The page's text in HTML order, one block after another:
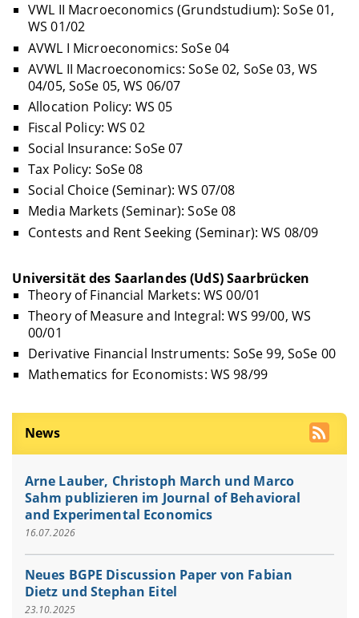
VWL II Macroeconomics (Grundstudium): SoSe 01,
WS 01/02
AVWL I Microeconomics: SoSe 04
AVWL II Macroeconomics: SoSe 02, SoSe 03, WS
04/05, SoSe 05, WS 06/07
Allocation Policy: WS 05
Fiscal Policy: WS 02
Social Insurance: SoSe 07
Tax Policy: SoSe 08
Social Choice (Seminar): WS 07/08
Media Markets (Seminar): SoSe 08
Contests and Rent Seeking (Seminar): WS 08/09
Universität des Saarlandes (UdS) Saarbrücken
Theory of Financial Markets: WS 00/01
Theory of Measure and Integral: WS 99/00, WS
00/01
Derivative Financial Instruments: SoSe 99, SoSe 00
Mathematics for Economists: WS 98/99
News
Arne Lauber, Christoph March und Marco
Sahm publizieren im Journal of Behavioral
and Experimental Economics
16.07.2026
Neues BGPE Discussion Paper von Fabian
Dietz und Stephan Eitel
23.10.2025